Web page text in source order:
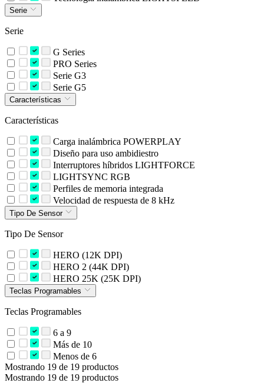
Serie
Serie
G Series
PRO Series
Serie G3
Serie G5
Características
Características
Carga inalámbrica POWERPLAY
Diseño para uso ambidiestro
Interruptores híbridos LIGHTFORCE
LIGHTSYNC RGB
Perfiles de memoria integrada
Velocidad de respuesta de 8 kHz
Tipo De Sensor
Tipo De Sensor
HERO (12K DPI)
HERO 2 (44K DPI)
HERO 25K (25K DPI)
Teclas Programables
Teclas Programables
6 a 9
Más de 10
Menos de 6
Mostrando 19 de 19 productos
Mostrando 19 de 19 productos